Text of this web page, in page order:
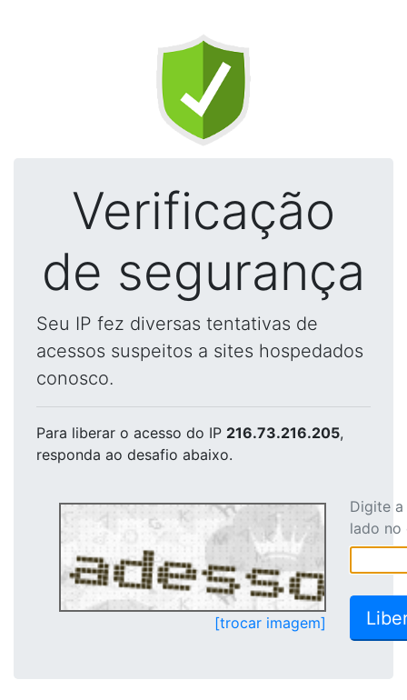
Verificação
de segurança
Seu IP fez diversas tentativas de
acessos suspeitos a sites hospedados
conosco.
Para liberar o acesso do IP 216.73.216.205,
responda ao desafio abaixo.
[trocar imagem]
Digite
lado no